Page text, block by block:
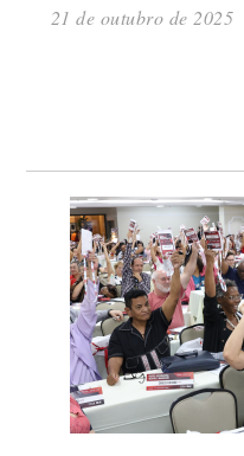
21 de outubro de 2025